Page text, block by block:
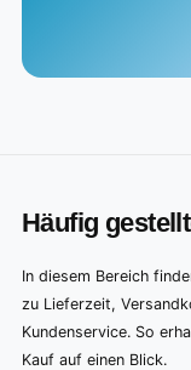
Häufig
In diesem Bereich
zu Lieferzeit,
Kundenservice. So
Kauf auf einen Blick.